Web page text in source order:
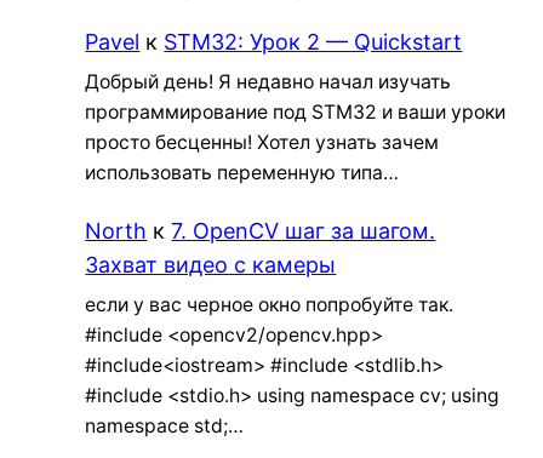
Pavel к STM32: Урок 2 — Quickstart
Добрый день! Я недавно начал изучать
программирование под STM32 и ваши уроки
просто бесценны! Хотел узнать зачем
использовать переменную типа…
North к7. OpenCV шаг за шагом.
Захват видео с камеры
если у вас черное окно попробуйте так.
#include <opencv2/opencv.hpp>
#include<iostream> #include <stdlib.h>
#include <stdio.h> using namespace cv; using
namespace std;…